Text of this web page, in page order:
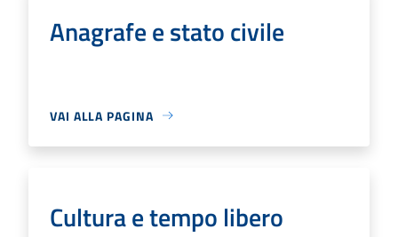
Anagrafe e stato civile
VAI ALLA PAGINA
Cultura e tempo libero